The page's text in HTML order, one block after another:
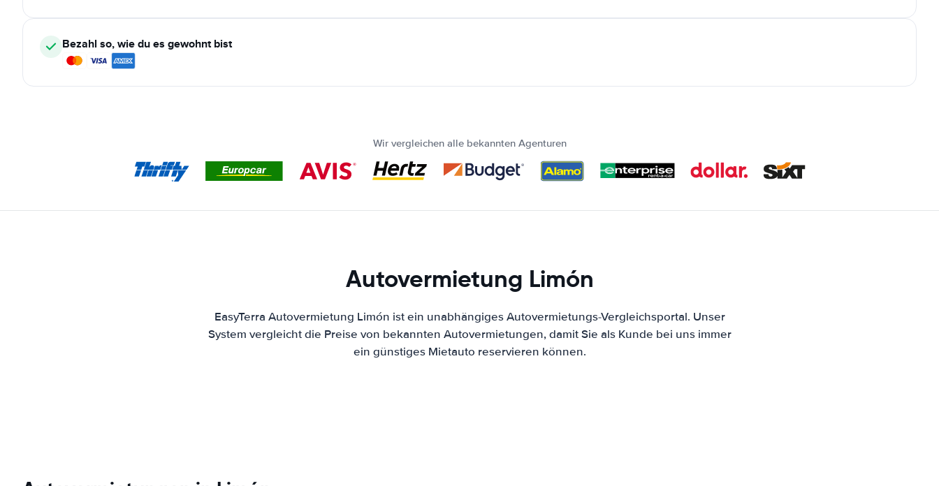
Bezahl so, wie du es gewohnt bist
Wir vergleichen alle bekannten Agenturen
Autovermietung Limón
EasyTerra Autovermietung Limón ist ein unabhängiges Autovermietungs-Vergleichsportal. Unser
System vergleicht die Preise von bekannten Autovermietungen, damit Sie als Kunde bei uns immer
ein günstiges Mietauto reservieren können.